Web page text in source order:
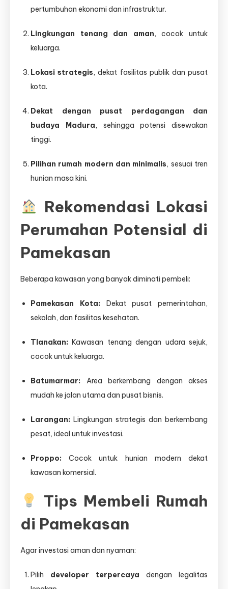
pertumbuhan ekonomi dan infrastruktur.
Lingkungan tenang dan aman, cocok untuk
keluarga.
Lokasi strategis, dekat fasilitas publik dan pusat
kota.
Dekat dengan pusat perdagangan dan
budaya Madura, sehingga potensi disewakan
tinggi.
Pilihan rumah modern dan minimalis, sesuai tren
hunian masa kini.
Rekomendasi Lokasi
Perumahan Potensial di
Pamekasan
Beberapa kawasan yang banyak diminati pembeli:
Pamekasan Kota: Dekat pusat pemerintahan,
sekolah, dan fasilitas kesehatan.
Tlanakan: Kawasan tenang dengan udara sejuk,
cocok untuk keluarga.
Batumarmar: Area berkembang dengan akses
mudah ke jalan utama dan pusat bisnis.
Larangan: Lingkungan strategis dan berkembang
pesat, ideal untuk investasi.
Proppo: Cocok untuk hunian modern dekat
kawasan komersial.
Tips Membeli Rumah
di Pamekasan
Agar investasi aman dan nyaman:
Pilih developer terpercaya dengan legalitas